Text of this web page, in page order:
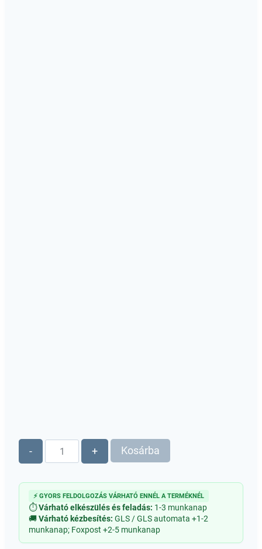
-
Legjobb
Apa
Testreszabható
mennyiség
+ Kosárba
⚡ GYORS FELDOLGOZÁS VÁRHATÓ ENNÉL A TERMÉKNÉL
⏱Várható elkészülés és feladás: 1-3 munkanap
🚚Várható kézbesítés: GLS / GLS automata +1-2
munkanap; Foxpost +2-5 munkanap